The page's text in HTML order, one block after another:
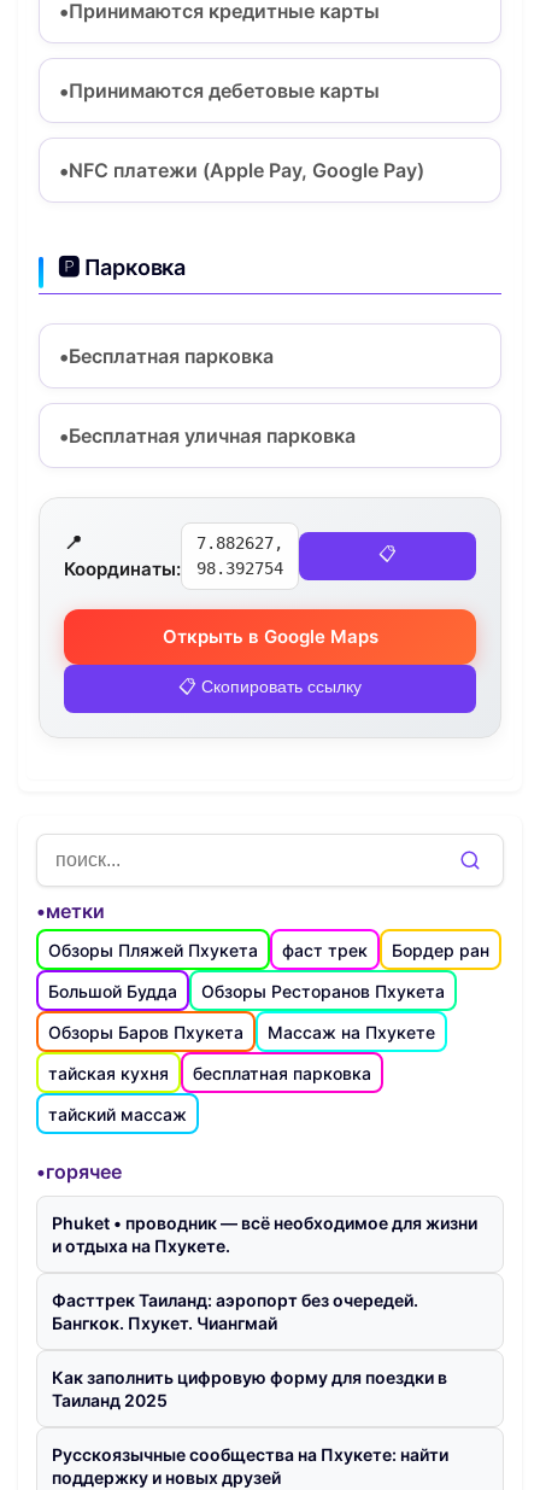
Принимаются кредитные карты
Принимаются дебетовые карты
NFC платежи (Apple Pay, Google Pay)
🅿️ Парковка
Бесплатная парковка
Бесплатная уличная парковка
📍
Координаты:
7.882627,
98.392754
📋
Открыть в Google Maps
📋 Скопировать ссылку
•метки
Обзоры Пляжей Пхукета фаст трек
Бордер ран
Большой Будда
Обзоры Ресторанов Пхукета
Обзоры Баров Пхукета
Массаж на Пхукете
тайская кухня
бесплатная парковка
тайский массаж
•горячее
Phuket • проводник — всё необходимое для жизни
и отдыха на Пхукете.
Фасттрек Таиланд: аэропорт без очередей.
Бангкок. Пхукет. Чиангмай
Как заполнить цифровую форму для поездки в
Таиланд 2025
Русскоязычные сообщества на Пхукете: найти
поддержку и новых друзей